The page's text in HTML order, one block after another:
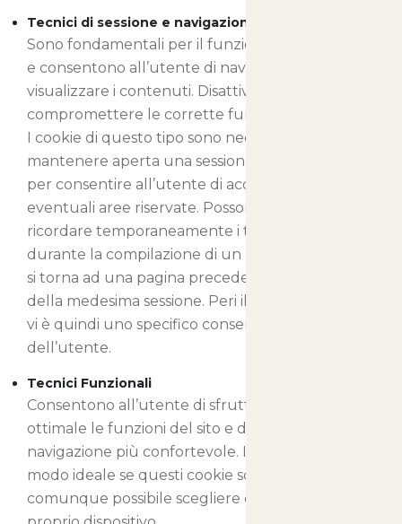
Tecnici di sessione e navigazione
Sono fondamentali per il funzionamento del sito
e consentono all’utente di navigare e di
visualizzare i contenuti. Disattivandoli potreste
compromettere le corrette funzionalità del sito.
I cookie di questo tipo sono necessari per
mantenere aperta una sessione di navigazione o
per consentire all’utente di accedere ad
eventuali aree riservate. Possono inoltre
ricordare temporaneamente i testi inseriti
durante la compilazione di un modulo, quando
si torna ad una pagina precedente nel corso
della medesima sessione. Peri il loro rilascio non
vi è quindi uno specifico consenso da parte
dell’utente.
Tecnici Funzionali
Consentono all’utente di sfruttare in maniera
ottimale le funzioni del sito e di fruire di una
navigazione più confortevole. Il sito funziona in
modo ideale se questi cookie sono abilitati, ma è
comunque possibile scegliere di non attivarli sul